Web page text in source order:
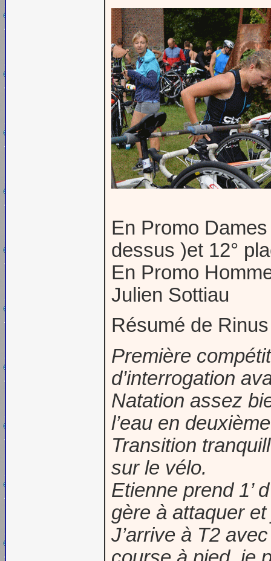
En Promo
dessus )et 12°
En Promo
Julien Sottiau
Résumé de
Première
d’interrogation
Natation assez
l’eau en
Transition
sur le vélo.
Etienne prend 1’
gère à attaquer et
J’arrive à T2